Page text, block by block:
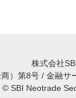
株式会社
）第8号 / 金融
SBI Neotrade